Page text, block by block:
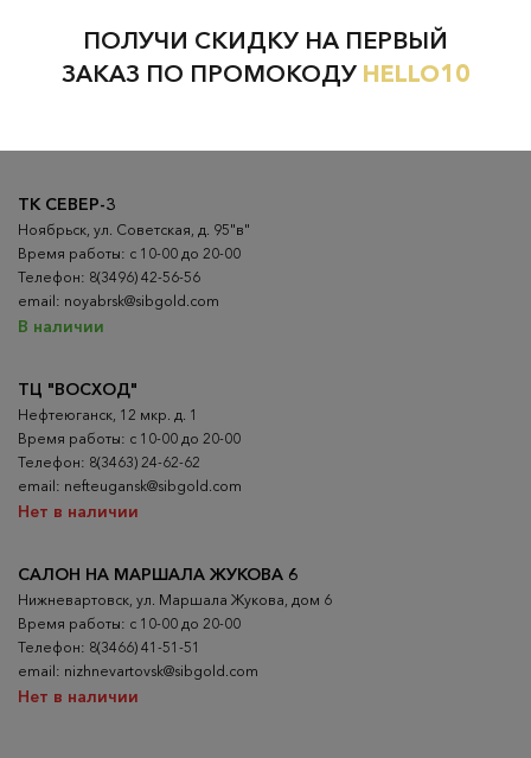
ВСЕ ГОРОДА НИЖНЕВАРТОВСК
ТК СЕВЕР-3
Ноябрьск, ул. Советская, д. 95"в"
Время работы: с 10-00 до 20-00
Телефон: 8(3496) 42-56-56
email: noyabrsk@sibgold.com
В наличии
ТЦ "ВОСХОД"
Нефтеюганск, 12 мкр. д. 1
Время работы: с 10-00 до 20-00
Телефон: 8(3463) 24-62-62
email: nefteugansk@sibgold.com
Нет в наличии
САЛОН НА МАРШАЛА ЖУКОВА 6
Нижневартовск, ул. Маршала Жукова, дом 6
Время работы: с 10-00 до 20-00
Телефон: 8(3466) 41-51-51
email: nizhnevartovsk@sibgold.com
Нет в наличии
ПОЛУЧИ СКИДКУ НА ПЕРВЫЙ
ЗАКАЗ ПО ПРОМОКОДУ HELLO10